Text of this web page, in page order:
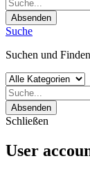
Absenden
Suche
Suchen und Finden
Absenden
Schließen
User